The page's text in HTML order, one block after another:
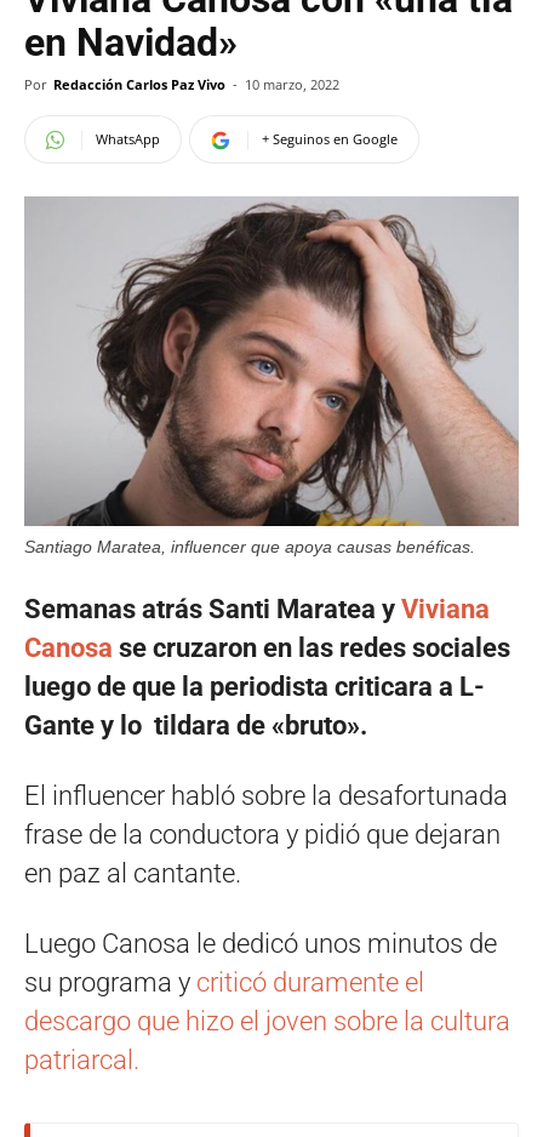
en Navidad»
Por Redacción Carlos Paz Vivo - 10 marzo, 2022
WhatsApp + Seguinos en Google
Santiago Maratea, influencer que apoya causas benéficas.
Semanas atrás Santi Maratea y Viviana
Canosa se cruzaron en las redes sociales
luego de que la periodista criticara a L-
Gante y lo tildara de «bruto».
El influencer habló sobre la desafortunada
frase de la conductora y pidió que dejaran
en paz al cantante.
Luego Canosa le dedicó unos minutos de
su programa y criticó duramente el
descargo que hizo el joven sobre la cultura
patriarcal.